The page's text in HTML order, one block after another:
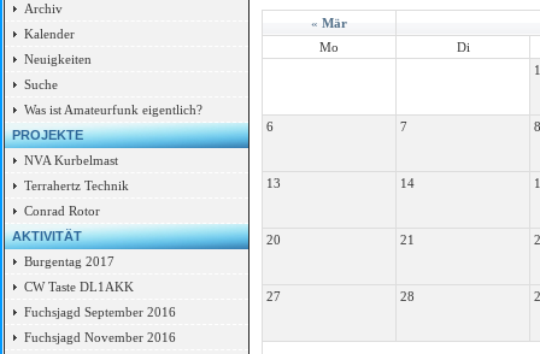
Archiv
Kalender
Neuigkeiten
Suche
Was ist Amateurfunk eigentlich?
PROJEKTE
NVA Kurbelmast
Terrahertz Technik
Conrad Rotor
AKTIVITÄT
Burgentag 2017
CW Taste DL1AKK
Fuchsjagd September 2016
Fuchsjagd November 2016
« Mär
Mo
Di
1
6 7 8
13 14
20 21
27 28